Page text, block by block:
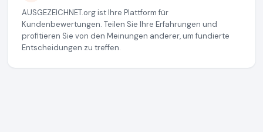
AUSGEZEICHNET.org ist Ihre Plattform für
Kundenbewertungen. Teilen Sie Ihre Erfahrungen und
profitieren Sie von den Meinungen anderer, um fundierte
Entscheidungen zu treffen.